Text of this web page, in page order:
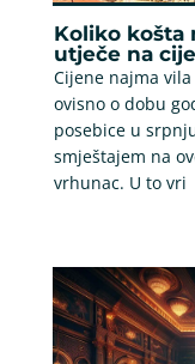
Koliko košta
utječe na
Cijene najma
ovisno o dobu
posebice u
smještajem na
vrhunac. U to vri